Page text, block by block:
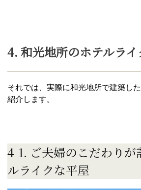
4. 和光地所のホテルラ
それでは、実際に和光地所で建築し
紹介します。
4-1. ご夫婦のこだわりが
ルライクな平屋